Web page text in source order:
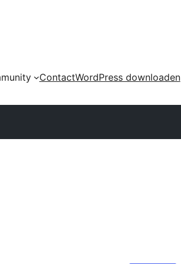
ContactWordPress downloaden